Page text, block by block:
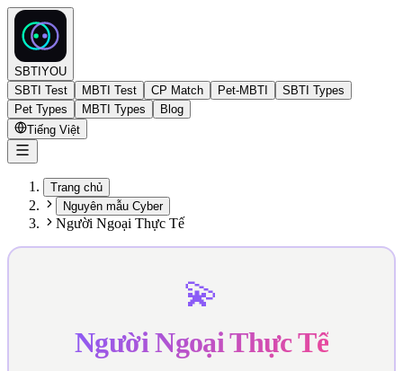
SBTIYOU
SBTI Test
MBTI Test CP Match Pet-MBTI
SBTI Types
Pet Types
MBTI Types
Blog
Tiếng Việt
Trang chủ
Nguyên mẫu Cyber
Người Ngoại Thực Tế
💫
Người Ngoại Thực Tế